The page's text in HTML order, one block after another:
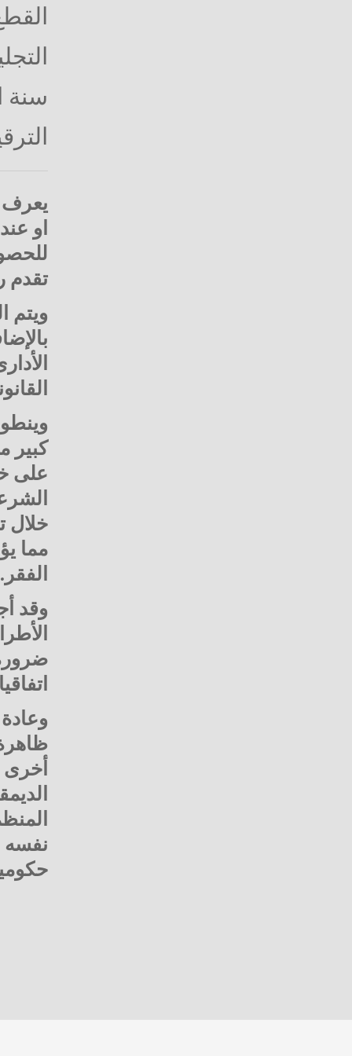
القطع :
سنة
يعرف
او
تقدم
ويتم
كبير
على
خلال
مما
الفقر.
وقد
أخرى
نفسه